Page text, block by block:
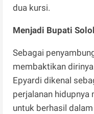
dua kursi.
Menjadi Bupati
Sebagai
membaktikan
Epyardi dikenal
perjalanan
untuk berhasil